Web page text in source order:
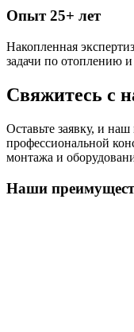
Опыт 25+ лет
Накопленная
задачи по отоплению
Свяжитесь с
Оставьте заявку, и
профессиональной
монтажа и
Наши